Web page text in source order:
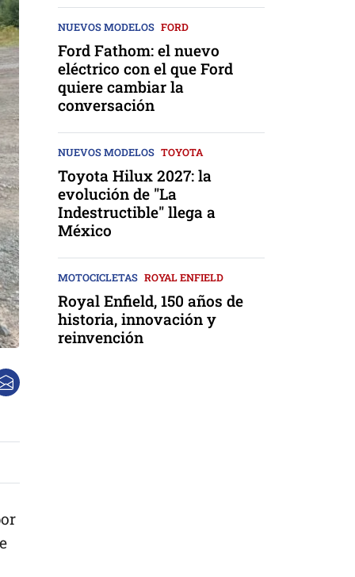
NUEVOS MODELOS FORD
Ford Fathom: el nuevo
eléctrico con el que Ford
quiere cambiar la
conversación
NUEVOS MODELOS TOYOTA
Toyota Hilux 2027: la
evolución de "La
Indestructible" llega a
México
MOTOCICLETAS ROYAL ENFIELD
Royal Enfield, 150 años de
historia, innovación y
reinvención